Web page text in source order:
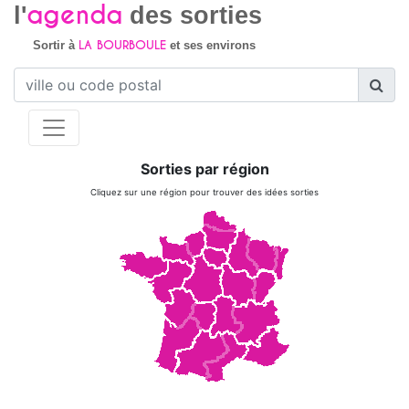
l'agenda des sorties
Sortir à LA BOURBOULEet ses environs
Sorties par région
Cliquez sur une région pour trouver des idées sorties